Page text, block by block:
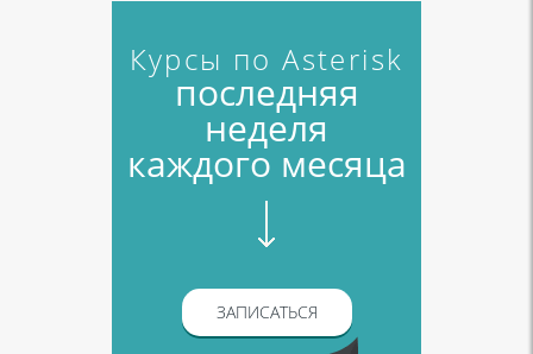
Курсы по Asterisk
последняя
неделя
каждого месяца
ЗАПИСАТЬСЯ